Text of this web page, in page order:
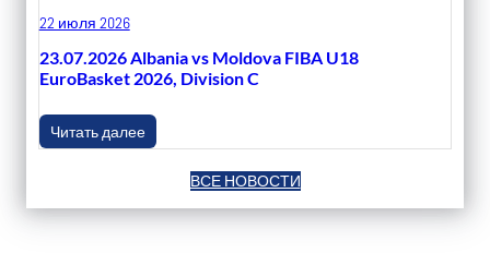
22 июля 2026
23.07.2026 Albania vs Moldova FIBA U18
EuroBasket 2026, Division C
Читать далее
ВСЕ НОВОСТИ